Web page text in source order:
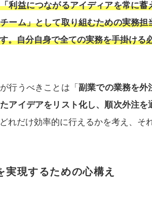
利益につながるアイディアを常に
ーム」として取り組むための実務
。自分自身で全ての実務を手掛ける
行うべきことは「 副業での業務を外
アイデアをリスト化し、順次外注を
れだけ効率的に行えるかを考え、そ
実現するための心構え